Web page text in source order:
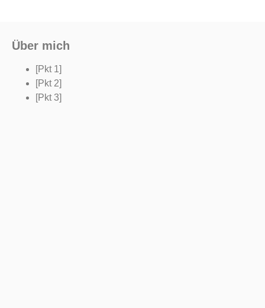
Über mich
[Pkt 1]
[Pkt 2]
[Pkt 3]